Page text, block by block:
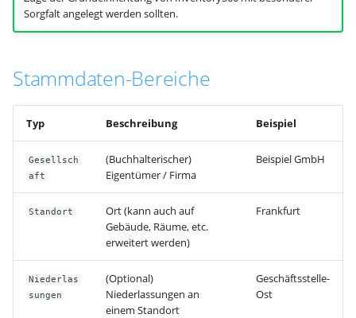
Gruppen & Rechte
Labelling
Inventarisierung
Protokolle / CI
Mobile Nutzung
Vorgehen bei Wechsel des
Ansprechpartners
Fleet Management
Reports
Finanzen & Controlling
Inventur
Verwaltung
Output Management
Personal
Zuweisungsregeln
Diagnose
WMI GPO
E-Mail
Labelling
Erweiterte Funktionen
Anzeige & Sortierung
Automatisierung
Erinnerungsfunktionen
Sorgfalt angelegt werden sollten.
Stammdaten-Bereiche
Typ Beschreibung Beispiel
Gesellsch
aft
(Buchhalterischer)
Eigentümer / Firma
Beispiel GmbH
Standort
Ort (kann auch auf
Gebäude, Räume, etc.
erweitert werden)
Frankfurt
Niederlas
sungen
(Optional)
Niederlassungen an
einem Standort
Geschäftsstelle-
Ost